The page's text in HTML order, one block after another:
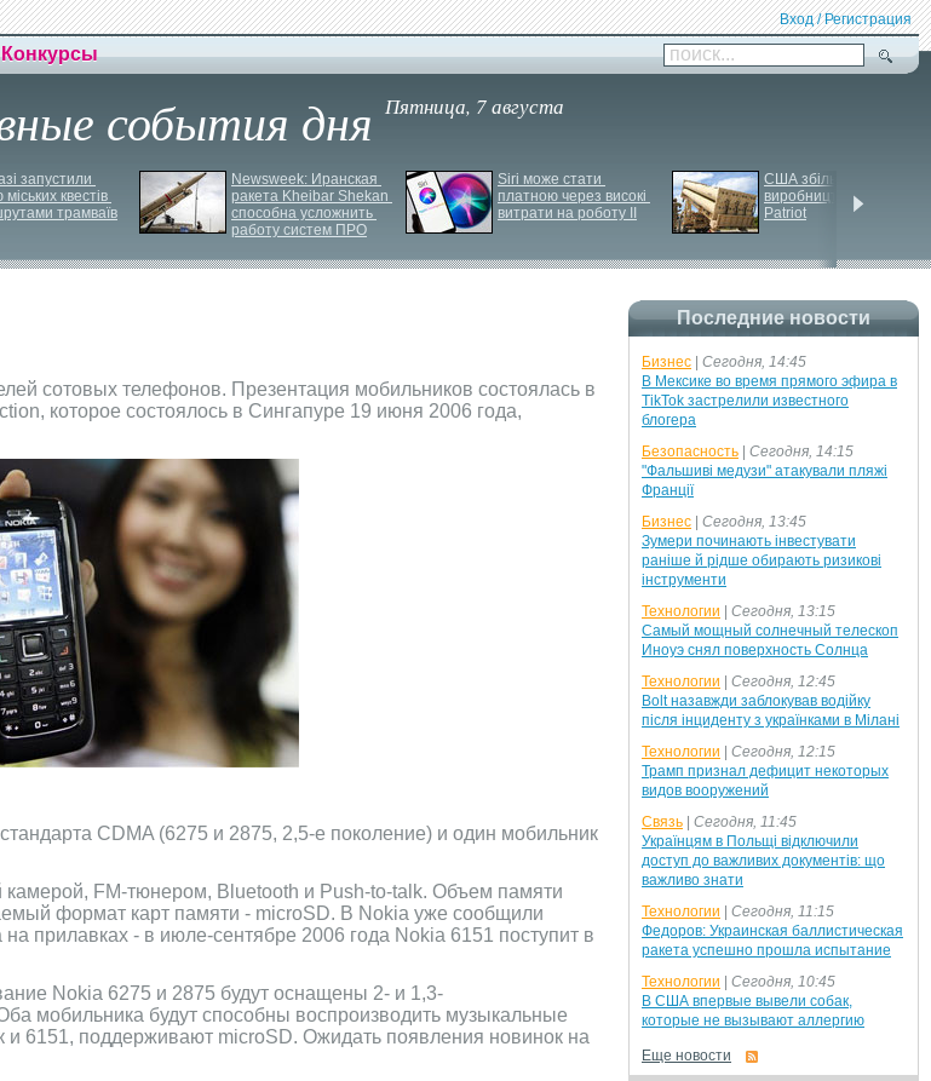
Вход / Регистрация
Конкурсы поиск...
события дня Пятница, 7 августа
запустили
міських квестів
трамваїв
Newsweek: Иранская
ракета Kheibar Shekan
способна усложнить
работу систем ПРО
Siri може стати
платною через високі
витрати на роботу ІІ
США збільшують
виробництво ракет для
Patriot
сотовых телефонов. Презентация мобильников состоялась в
которое состоялось в Сингапуре 19 июня 2006 года,
CDMA (6275 и 2875, 2,5-е поколение) и один мобильник
камерой, FM-тюнером, Bluetooth и Push-to-talk. Объем памяти
формат карт памяти - microSD. В Nokia уже сообщили
прилавках - в июле-сентябре 2006 года Nokia 6151 поступит в
Nokia 6275 и 2875 будут оснащены 2- и 1,3-
мобильника будут способны воспроизводить музыкальные
6151, поддерживают microSD. Ожидать появления новинок на
Последние новости
Бизнес
Сегодня, 14:45
В Мексике во время прямого эфира в
TikTok застрелили известного
блогера
Безопасность
Сегодня, 14:15
"Фальшиві медузи" атакували пляжі
Франції
Бизнес
Сегодня, 13:45
Зумери починають інвестувати
раніше й рідше обирають ризикові
інструменти
Технологии
Сегодня, 13:15
Самый мощный солнечный телескоп
Иноуэ снял поверхность Солнца
Технологии
Сегодня, 12:45
Bolt назавжди заблокував водійку
після інциденту з українками в Мілані
Технологии
Сегодня, 12:15
Трамп признал дефицит некоторых
видов вооружений
Связь
Сегодня, 11:45
Українцям в Польщі відключили
доступ до важливих документів: що
важливо знати
Технологии
Сегодня, 11:15
Федоров: Украинская баллистическая
ракета успешно прошла испытание
Технологии
Сегодня, 10:45
В США впервые вывели собак,
которые не вызывают аллергию
Еще новости